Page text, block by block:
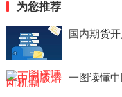
为您推荐
国内期货
一图读懂